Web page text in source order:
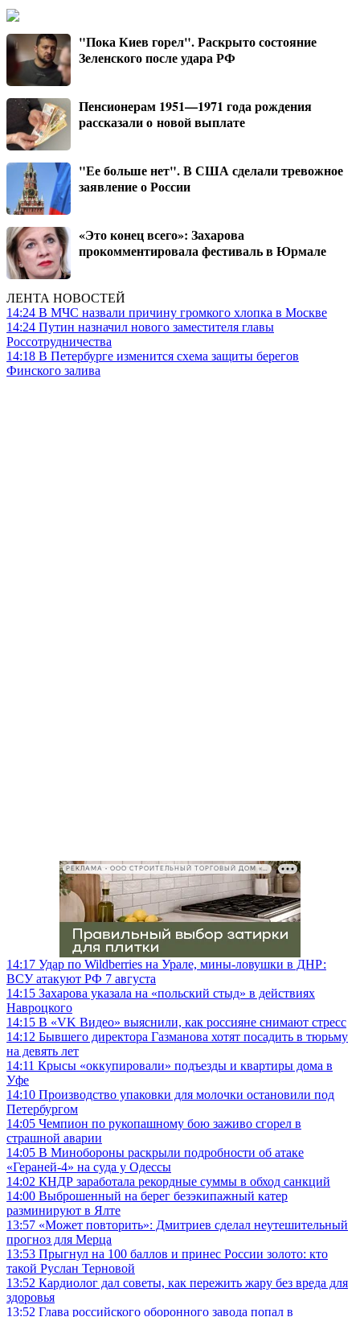
"Пока Киев горел". Раскрыто состояние
Зеленского после удара РФ
Пенсионерам 1951—1971 года рождения
рассказали о новой выплате
"Ее больше нет". В США сделали тревожное
заявление о России
«Это конец всего»: Захарова
прокомментировала фестиваль в Юрмале
ЛЕНТА НОВОСТЕЙ
14:24 В МЧС назвали причину громкого хлопка в Москве
14:24 Путин назначил нового заместителя главы
Россотрудничества
14:18 В Петербурге изменится схема защиты берегов
Финского залива
РЕКЛАМА • ООО СТРОИТЕЛЬНЫЙ ТОРГОВЫЙ ДОМ «ПЕТРОВИЧ», ИНН 7802348846
14:17 Удар по Wildberries на Урале, мины-ловушки в ДНР:
ВСУ атакуют РФ 7 августа
14:15 Захарова указала на «польский стыд» в действиях
Навроцкого
14:15 В «VK Видео» выяснили, как россияне снимают стресс
14:12 Бывшего директора Газманова хотят посадить в тюрьму
на девять лет
14:11 Крысы «оккупировали» подъезды и квартиры дома в
Уфе
14:10 Производство упаковки для молочки остановили под
Петербургом
14:05 Чемпион по рукопашному бою заживо сгорел в
страшной аварии
14:05 В Минобороны раскрыли подробности об атаке
«Гераней-4» на суда у Одессы
14:02 КНДР заработала рекордные суммы в обход санкций
14:00 Выброшенный на берег безэкипажный катер
разминируют в Ялте
13:57 «Может повторить»: Дмитриев сделал неутешительный
прогноз для Мерца
13:53 Прыгнул на 100 баллов и принес России золото: кто
такой Руслан Терновой
13:52 Кардиолог дал советы, как пережить жару без вреда для
здоровья
13:52 Глава российского оборонного завода попал в